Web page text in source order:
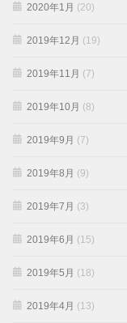
2020年1月 (20)
2019年12月 (19)
2019年11月 (7)
2019年10月 (8)
2019年9月 (7)
2019年8月 (9)
2019年7月 (3)
2019年6月 (15)
2019年5月 (18)
2019年4月 (13)